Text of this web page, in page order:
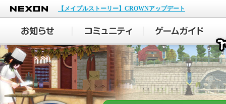
NEXON
【メイプルストーリー】CROWNアップデート